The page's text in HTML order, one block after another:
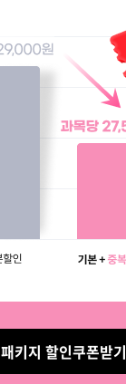
패키지 할인쿠폰받기